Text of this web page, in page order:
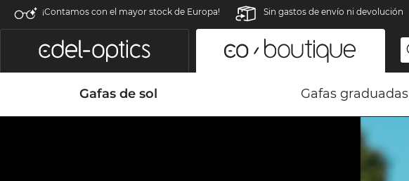
¡Contamos con el mayor stock de Europa! Sin gastos de envío ni devolución
Gafas de sol Gafas graduadas